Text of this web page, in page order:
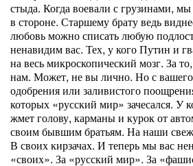
стыда. Когда воевали с грузинами,
в стороне. Старшему брату ведь
любовь можно списать любую
ненавидим вас. Тех, у кого Путин и
на весь микроскопический мозг. За
нам. Может, не вы лично. Но с
одобрения или заливистого
которых «русский мир» зачесался. У
жмет голову, карманы и курок от
своим бывшим братьям. На наши
В своих кирзачах. И теперь мы вас
«своих». За «русский мир». За